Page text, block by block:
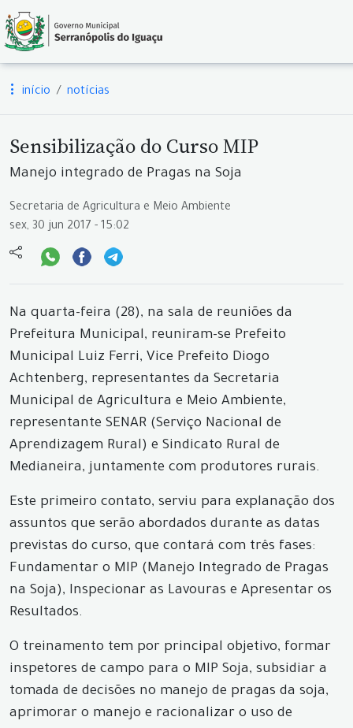
início notícias
Sensibilização do Curso MIP
Manejo integrado de Pragas na Soja
Secretaria de Agricultura e Meio Ambiente
sex, 30 jun 2017 - 15:02
Na quarta-feira (28), na sala de reuniões da
Prefeitura Municipal, reuniram-se Prefeito
Municipal Luiz Ferri, Vice Prefeito Diogo
Achtenberg, representantes da Secretaria
Municipal de Agricultura e Meio Ambiente,
representante SENAR (Serviço Nacional de
Aprendizagem Rural) e Sindicato Rural de
Medianeira, juntamente com produtores rurais.
Este primeiro contato, serviu para explanação dos
assuntos que serão abordados durante as datas
previstas do curso, que contará com três fases:
Fundamentar o MIP (Manejo Integrado de Pragas
na Soja), Inspecionar as Lavouras e Apresentar os
Resultados.
O treinamento tem por principal objetivo, formar
inspetores de campo para o MIP Soja, subsidiar a
tomada de decisões no manejo de pragas da soja,
aprimorar o manejo e racionalizar o uso de